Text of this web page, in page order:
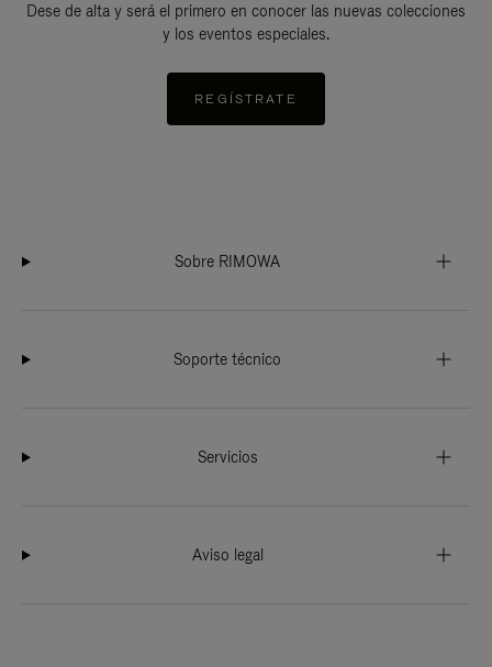
Dese de alta y será el primero en conocer las nuevas colecciones
y los eventos especiales.
REGÍSTRATE
Sobre RIMOWA
Soporte técnico
Servicios
Aviso legal